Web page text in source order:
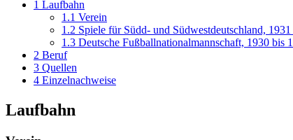
1 Laufbahn
1.1 Verein
1.2 Spiele für Südd- und Südwestdeutschland,
1.3 Deutsche Fußballnationalmannschaft, 1930 bis
2 Beruf
3 Quellen
4 Einzelnachweise
Laufbahn